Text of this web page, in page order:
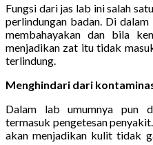
Fungsi dari jas lab ini salah
perlindungan badan. Di
membahayakan dan bila
menjadikan zat itu tidak
terlindung.
Menghindari dari
Dalam lab umumnya pun
termasuk pengetesan
akan menjadikan kulit tidak